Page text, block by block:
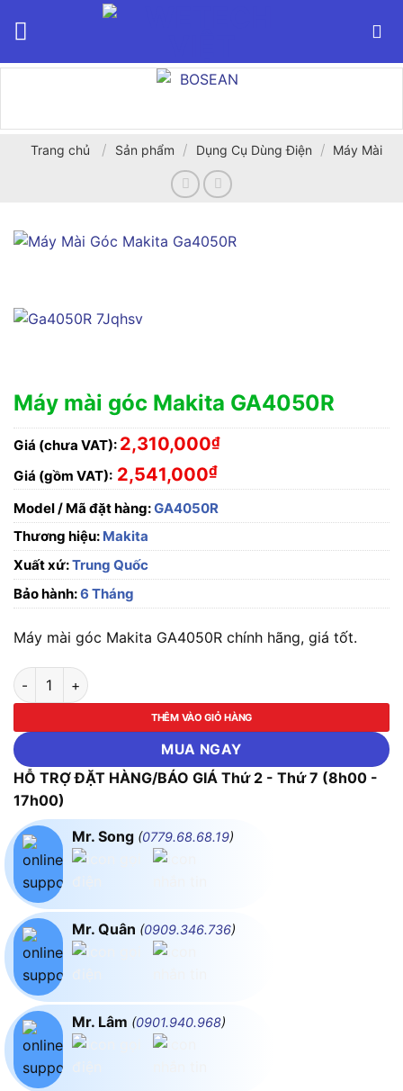
Trang chủ / Sản phẩm / Dụng Cụ Dùng Điện / Máy Mài
Máy mài góc Makita GA4050R
Giá (chưa VAT): 2,310,000₫
Giá (gồm VAT): 2,541,000₫
Model / Mã đặt hàng:GA4050R
Thương hiệu: Makita
Xuất xứ:Trung Quốc
Bảo hành:6 Tháng
Máy mài góc Makita GA4050R chính hãng, giá tốt.
Máy mài góc Makita GA4050R số lượng
THÊM VÀO GIỎ HÀNG
MUA NGAY
HỖ TRỢ ĐẶT HÀNG/BÁO GIÁ Thứ 2 - Thứ 7 (8h00 -
17h00)
Mr. Song (0779.68.68.19)
Mr. Quân (0909.346.736)
Mr. Lâm (0901.940.968)